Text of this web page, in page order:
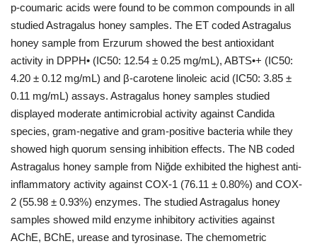
p-coumaric acids were found to be common compounds in all
studied Astragalus honey samples. The ET coded Astragalus
honey sample from Erzurum showed the best antioxidant
activity in DPPH• (IC50: 12.54 ± 0.25 mg/mL), ABTS•+ (IC50:
4.20 ± 0.12 mg/mL) and β-carotene linoleic acid (IC50: 3.85 ±
0.11 mg/mL) assays. Astragalus honey samples studied
displayed moderate antimicrobial activity against Candida
species, gram-negative and gram-positive bacteria while they
showed high quorum sensing inhibition effects. The NB coded
Astragalus honey sample from Niğde exhibited the highest anti-
inflammatory activity against COX-1 (76.11 ± 0.80%) and COX-
2 (55.98 ± 0.93%) enzymes. The studied Astragalus honey
samples showed mild enzyme inhibitory activities against
AChE, BChE, urease and tyrosinase. The chemometric